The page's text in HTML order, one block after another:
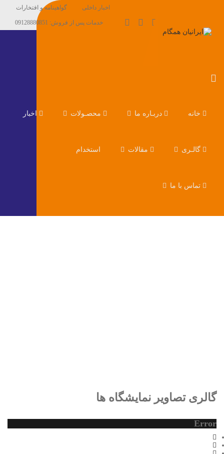
اخبار داخلی گواهینامه و افتخارات
خدمات پس از فروش: 09128880851
خانه دربـاره ما محصـولات اخبار
گالـری مقالات استخدام
تماس با ما
گالری تصاویر نمایشگاه ها
Error